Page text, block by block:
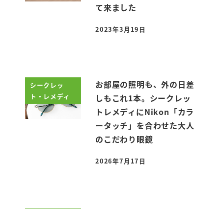
て来ました
投稿日
2023年3月19日
シークレッ
ト・レメディ
お部屋の照明も、外の日差
しもこれ1本。シークレッ
トレメディにNikon「カラ
ータッチ」を合わせた大人
のこだわり眼鏡
投稿日
2026年7月17日